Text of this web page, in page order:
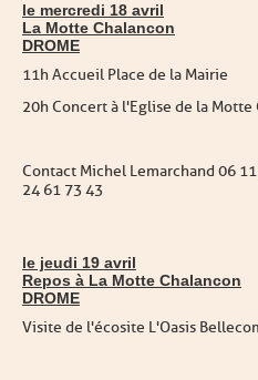
le mercredi 18 avril
La Motte Chalancon
DROME
11h Accueil Place de la Mairie
20h Concert à l'Eglise de la Motte
Contact Michel Lemarchand 06
24 61 73 43
le jeudi 19 avril
Repos à La Motte Chalancon
DROME
Visite de l'écosite L'Oasis